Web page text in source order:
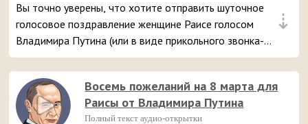
⇣
Вы точно уверены, что хотите отправить шуточное
голосовое поздравление женщине Раисе голосом
Владимира Путина (или в виде прикольного звонка-
розыгрыша из отделения полиции) на телефон в день 8
марта? 😘 Это самые популярные поздравления, вашей
даме точно понравится – и неожиданный звонок и
поданные с юмором аудио пожелания 😉 💐
Восемь пожеланий на 8 марта для
Раисы от Владимира Путина
Полный текст аудио-открытки